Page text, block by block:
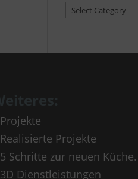
Categories
Projekte
Realisierte Projekte
5 Schritte zur neuen Küche.
3D Dienstleistungen